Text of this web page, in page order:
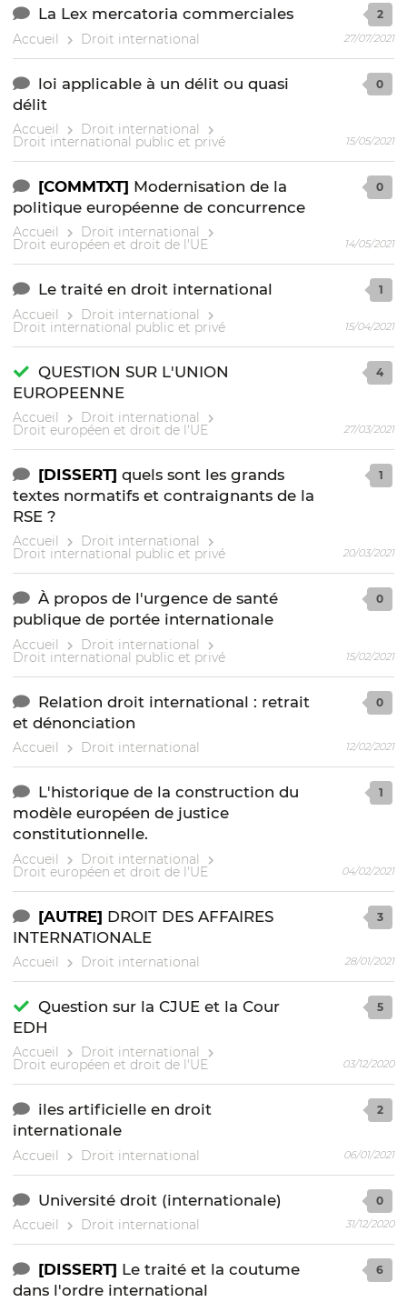
La Lex mercatoria commerciales
Accueil Droit international
2
27/07/2021
loi applicable à un délit ou quasi
délit
Accueil Droit international
Droit international public et privé
0
15/05/2021
[COMMTXT] Modernisation de la
politique européenne de concurrence
Accueil Droit international
Droit européen et droit de l'UE
0
14/05/2021
Le traité en droit international
Accueil Droit international
Droit international public et privé
1
15/04/2021
QUESTION SUR L'UNION
EUROPEENNE
Accueil Droit international
Droit européen et droit de l'UE
4
27/03/2021
[DISSERT] quels sont les grands
textes normatifs et contraignants de la
RSE ?
Accueil Droit international
Droit international public et privé
1
20/03/2021
À propos de l'urgence de santé
publique de portée internationale
Accueil Droit international
Droit international public et privé
0
15/02/2021
Relation droit international : retrait
et dénonciation
Accueil Droit international
0
12/02/2021
L'historique de la construction du
modèle européen de justice
constitutionnelle.
Accueil Droit international
Droit européen et droit de l'UE
1
04/02/2021
[AUTRE] DROIT DES AFFAIRES
INTERNATIONALE
Accueil Droit international
3
28/01/2021
Question sur la CJUE et la Cour
EDH
Accueil Droit international
Droit européen et droit de l'UE
5
03/12/2020
iles artificielle en droit
internationale
Accueil Droit international
2
06/01/2021
Université droit (internationale)
Accueil Droit international
0
31/12/2020
[DISSERT] Le traité et la coutume
dans l'ordre international
6